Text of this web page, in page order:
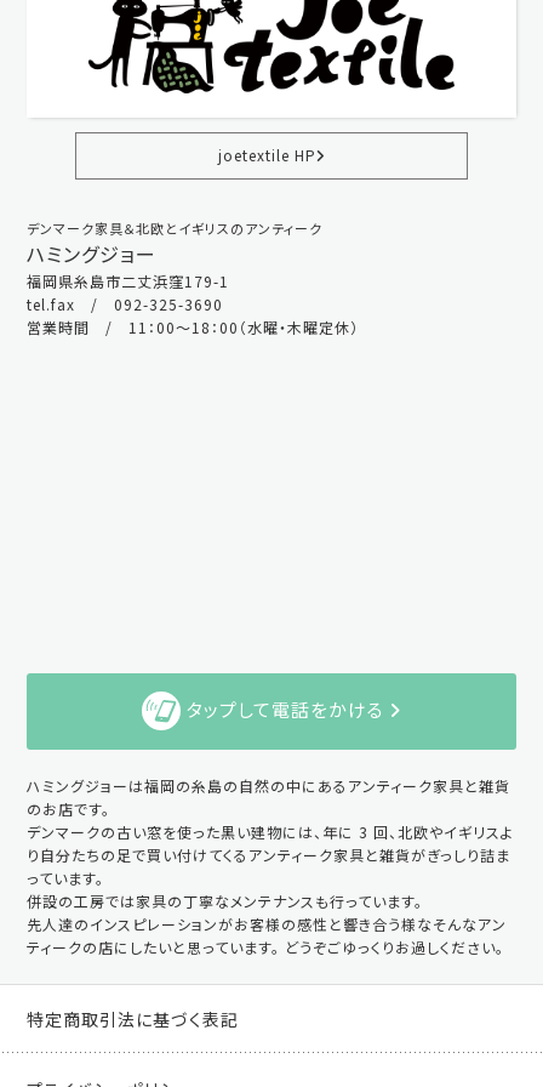
joetextile HP
デンマーク家具＆北欧とイギリスのアンティーク
ハミングジョー
福岡県糸島市二丈浜窪179-1
tel.fax / 092-325-3690
営業時間 / 11：00～18：00（水曜・木曜定休）
タップして電話をかける
ハミングジョーは福岡の糸島の自然の中にあるアンティーク家具と雑貨
のお店です。
デンマークの古い窓を使った黒い建物には、年に 3 回、北欧やイギリスよ
り自分たちの足で買い付けてくるアンティーク家具と雑貨がぎっしり詰ま
っています。
併設の工房では家具の丁寧なメンテナンスも行っています。
先人達のインスピレーションがお客様の感性と響き合う様なそんなアン
ティークの店にしたいと思っています。 どうぞごゆっくりお過しください。
特定商取引法に基づく表記